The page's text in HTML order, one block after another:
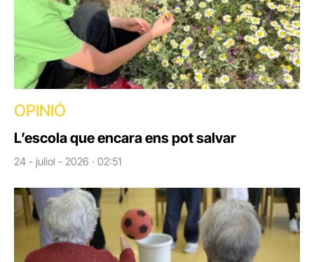
OPINIÓ
L’escola que encara ens pot salvar
24 - juliol - 2026 · 02:51